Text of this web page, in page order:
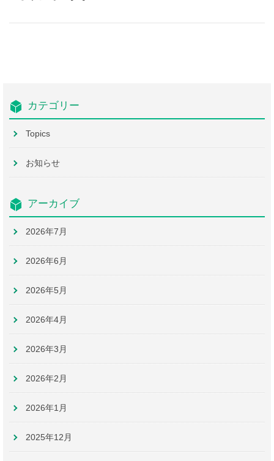
カテゴリー
Topics
お知らせ
アーカイブ
2026年7月
2026年6月
2026年5月
2026年4月
2026年3月
2026年2月
2026年1月
2025年12月